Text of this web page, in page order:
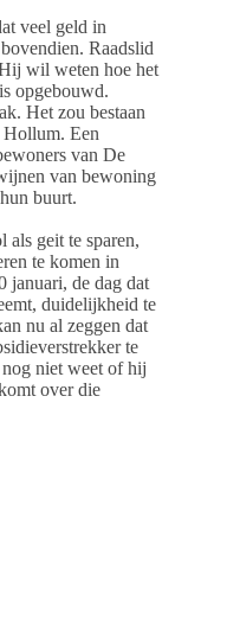
veel geld in
Raadslid
wil weten hoe het
opgebouwd.
Het zou bestaan
Hollum. Een
van De
van bewoning
buurt.
geit te sparen,
te komen in
januari, de dag dat
duidelijkheid te
nu al zeggen dat
te
nog niet weet of hij
over die